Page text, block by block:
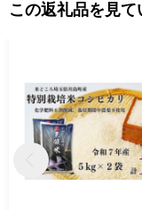
この返礼品を見